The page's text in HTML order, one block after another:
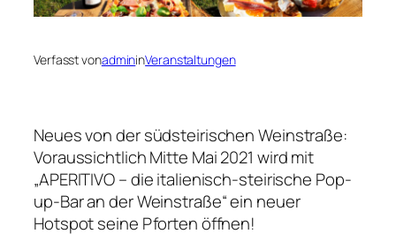
Verfasst vonadmininVeranstaltungen
Neues von der südsteirischen Weinstraße:
Voraussichtlich Mitte Mai 2021 wird mit
„APERITIVO – die italienisch-steirische Pop-
up-Bar an der Weinstraße“ ein neuer
Hotspot seine Pforten öffnen!